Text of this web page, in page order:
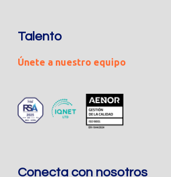
Talento
Únete a nuestro equipo
Conecta con nosotros